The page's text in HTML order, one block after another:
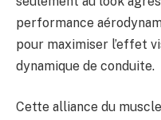
performance
pour maximiser l’effet
dynamique de conduite.
Cette alliance du